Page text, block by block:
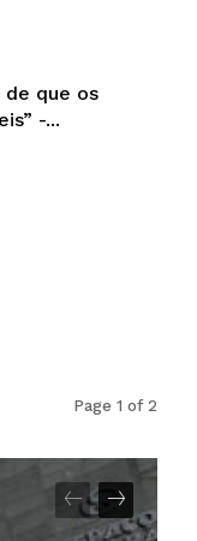
que os
-...
Page 1 of 2